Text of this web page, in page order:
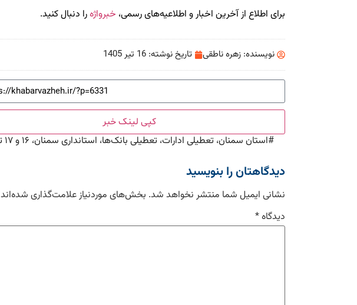
برای اطلاع از آخرین اخبار و اطلاعیه‌های رسمی، خبرواژهرا دنبال کنید.
نویسنده: زهره ناطقی تاریخ نوشته: 16 تیر 1405
کپی لینک خبر
#استان سمنان، تعطیلی ادارات، تعطیلی بانک‌ها، استانداری سمنان، ۱۶ و ۱۷ تیر
دیدگاهتان را بنویسید
نشانی ایمیل شما منتشر نخواهد شد. بخش‌های موردنیاز علامت‌گذاری شده‌اند
دیدگاه*